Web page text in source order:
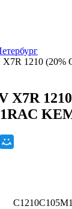
X7R 1210 (20%
X7R